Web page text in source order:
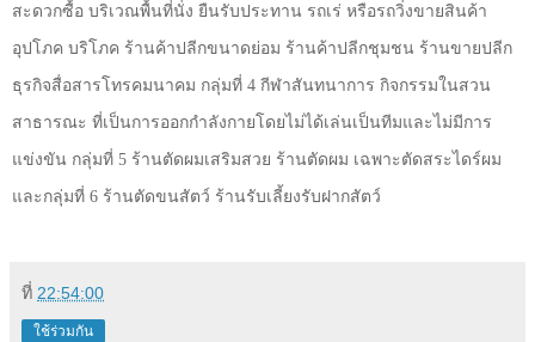
สะดวกซื้อ บริเวณพื้นที่นั่ง ยืนรับประทาน รถเร่ หรือรถวิ่งขายสินค้า
อุปโภค บริโภค ร้านค้าปลีกขนาดย่อม ร้านค้าปลีกชุมชน ร้านขายปลีก
ธุรกิจสื่อสารโทรคมนาคม กลุ่มที่ 4 กีฬาสันทนาการ กิจกรรมในสวน
สาธารณะ ที่เป็นการออกกำลังกายโดยไม่ได้เล่นเป็นทีมและไม่มีการ
แข่งขัน กลุ่มที่ 5 ร้านตัดผมเสริมสวย ร้านตัดผม เฉพาะตัดสระไดร์ผม
และกลุ่มที่ 6 ร้านตัดขนสัตว์ ร้านรับเลี้ยงรับฝากสัตว์
ที่ 22:54:00
ใช้ร่วมกัน